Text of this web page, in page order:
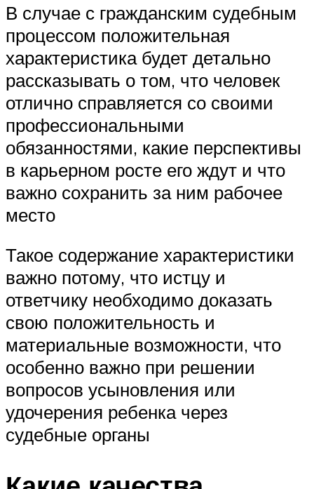
В случае с гражданским судебным
процессом положительная
характеристика будет детально
рассказывать о том, что человек
отлично справляется со своими
профессиональными
обязанностями, какие перспективы
в карьерном росте его ждут и что
важно сохранить за ним рабочее
место
Такое содержание характеристики
важно потому, что истцу и
ответчику необходимо доказать
свою положительность и
материальные возможности, что
особенно важно при решении
вопросов усыновления или
удочерения ребенка через
судебные органы